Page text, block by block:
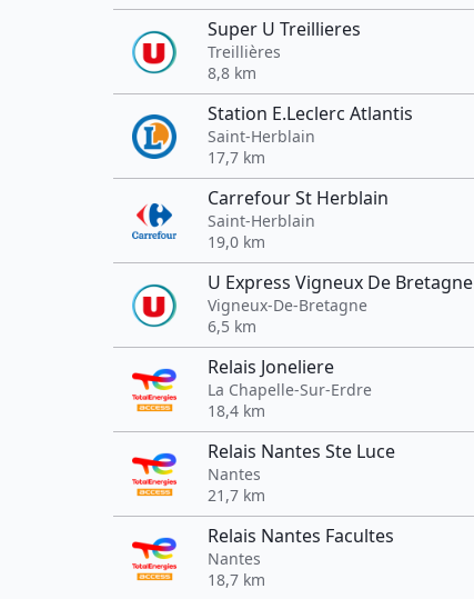
Super U Treillieres
Treillières
8,8 km
Station E.Leclerc Atlantis
Saint-Herblain
17,7 km
Carrefour St Herblain
Saint-Herblain
19,0 km
U Express Vigneux De Bretagne
Vigneux-De-Bretagne
6,5 km
Relais Joneliere
La Chapelle-Sur-Erdre
18,4 km
Relais Nantes Ste Luce
Nantes
21,7 km
Relais Nantes Facultes
Nantes
18,7 km